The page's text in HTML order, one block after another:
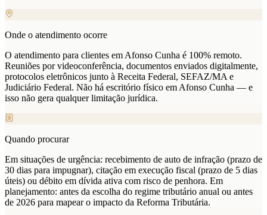
Onde o atendimento ocorre
O atendimento para clientes em Afonso Cunha é 100% remoto.
Reuniões por videoconferência, documentos enviados digitalmente,
protocolos eletrônicos junto à Receita Federal, SEFAZ/MA e
Judiciário Federal. Não há escritório físico em Afonso Cunha — e
isso não gera qualquer limitação jurídica.
Quando procurar
Em situações de urgência: recebimento de auto de infração (prazo de
30 dias para impugnar), citação em execução fiscal (prazo de 5 dias
úteis) ou débito em dívida ativa com risco de penhora. Em
planejamento: antes da escolha do regime tributário anual ou antes
de 2026 para mapear o impacto da Reforma Tributária.